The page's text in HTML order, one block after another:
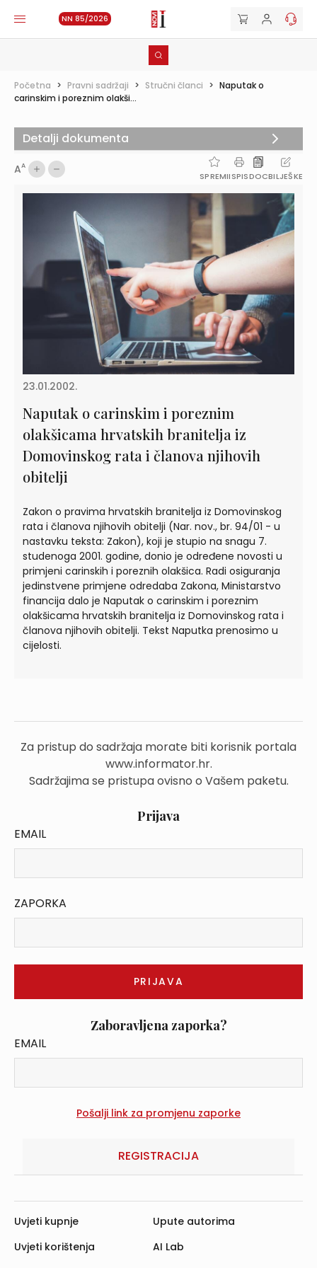
NN 85/2026
Početna > Pravni sadržaji > Stručni članci > Naputak o
carinskim i poreznim olakši...
AA
SPREMIISPISDOCBILJEŠKE
23.01.2002.
Naputak o carinskim i poreznim
olakšicama hrvatskih branitelja iz
Domovinskog rata i članova njihovih
obitelji
Zakon o pravima hrvatskih branitelja iz Domovinskog
rata i članova njihovih obitelji (Nar. nov., br. 94/01 - u
nastavku teksta: Zakon), koji je stupio na snagu 7.
studenoga 2001. godine, donio je određene novosti u
primjeni carinskih i poreznih olakšica. Radi osiguranja
jedinstvene primjene odredaba Zakona, Ministarstvo
financija dalo je Naputak o carinskim i poreznim
olakšicama hrvatskih branitelja iz Domovinskog rata i
članova njihovih obitelji. Tekst Naputka prenosimo u
cijelosti.
Za pristup do sadržaja morate biti korisnik portala
www.informator.hr.
Sadržajima se pristupa ovisno o Vašem paketu.
Prijava
EMAIL
ZAPORKA
Zaboravljena zaporka?
EMAIL
REGISTRACIJA
Detalji dokumenta
Uvjeti kupnje
Uvjeti korištenja
Upute autorima
AI Lab